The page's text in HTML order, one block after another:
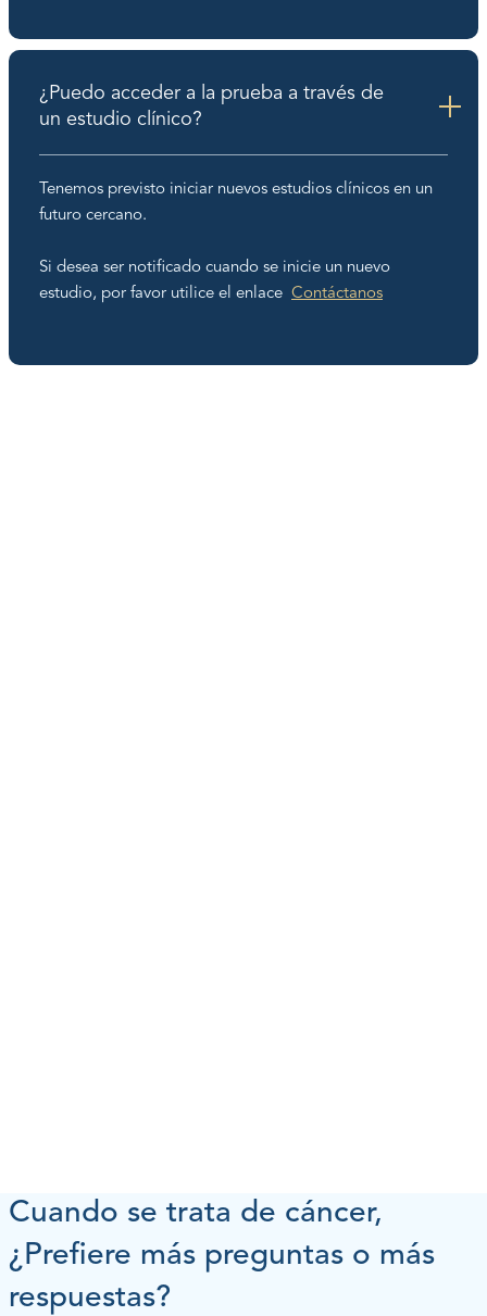
¿Puedo acceder a la prueba a través de
un estudio clínico?
Tenemos previsto iniciar nuevos estudios clínicos en un
futuro cercano.
Si desea ser notificado cuando se inicie un nuevo
estudio, por favor utilice el enlace Contáctanos
Cuando se trata de cáncer,
¿Prefiere más preguntas o más
respuestas?